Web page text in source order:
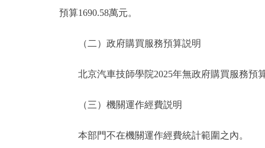
預算1690.58萬元。
（二）政府購買服務預算説明
北京汽車技師學院2025年無政府購買服務預
（三）機關運作經費説明
本部門不在機關運作經費統計範圍之內。